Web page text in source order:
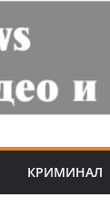
КРИМИНАЛ